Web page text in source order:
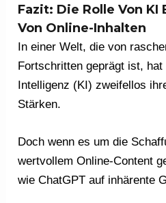
Fazit: Die Rolle Von
Von Online-Inhalten
In einer Welt, die von
Fortschritten geprägt ist,
Intelligenz (KI) zweifellos
Stärken.
Doch wenn es um die
wertvollem Online-Content
wie ChatGPT auf inhärente